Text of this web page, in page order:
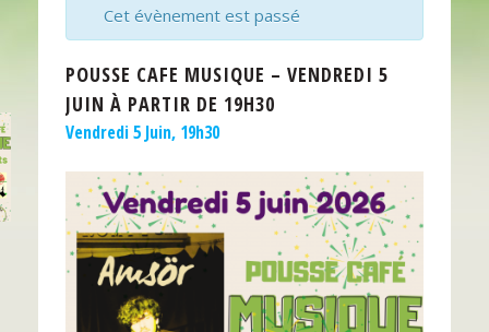
Cet évènement est passé
POUSSE CAFE MUSIQUE – VENDREDI 5
JUIN À PARTIR DE 19H30
Vendredi 5 Juin, 19h30